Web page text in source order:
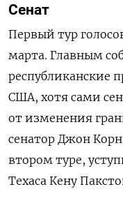
Сенат
Первый тур
марта. Главным
республиканские
США, хотя сами
от изменения
сенатор Джон
втором туре,
Техаса Кену